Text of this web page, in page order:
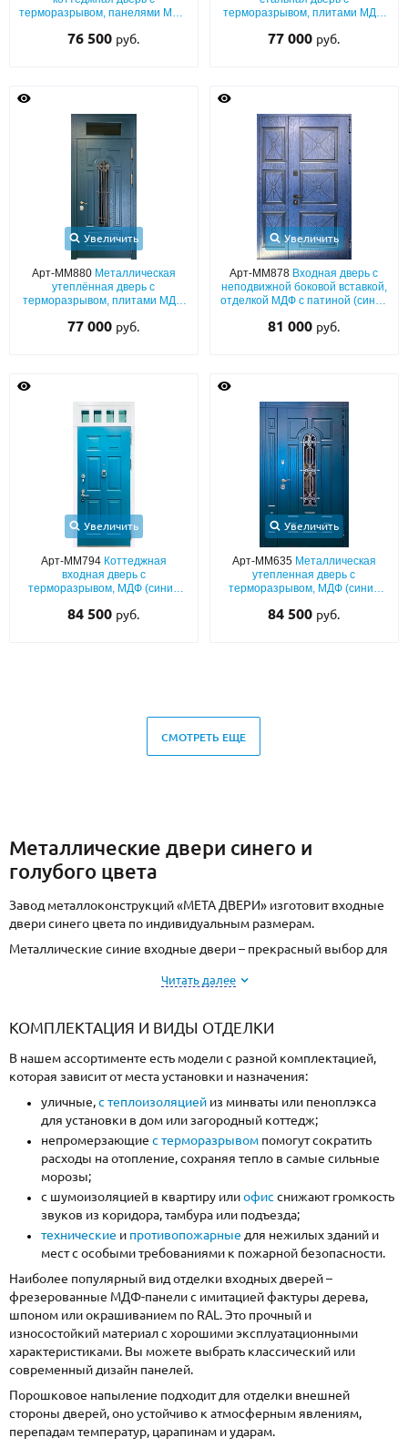
терморазрывом, панелями МДФ
RAL) с полукруглым стеклом и
76 500 руб.
терморазрывом, плитами МДФ
капителями и отбойником
77 000 руб.
Увеличить
Арт-ММ880 Металлическая
утеплённая дверь с
терморазрывом, плитами МДФ
окрас по RAL) с фрамугой,
77 000 руб.
Увеличить
Арт-ММ878 Входная дверь с
неподвижной боковой вставкой,
отделкой МДФ с патиной (синий
81 000 руб.
Увеличить
Арт-ММ794 Коттеджная
входная дверь с
терморазрывом, МДФ (синий
наличниками, остекленной
84 500 руб.
Увеличить
Арт-ММ635 Металлическая
утепленная дверь с
терморазрывом, МДФ (синий
и боковой неподвижной
84 500 руб.
СМОТРЕТЬ ЕЩЕ
Металлические двери синего и
голубого цвета
Завод металлоконструкций «МЕТА ДВЕРИ» изготовит входные
двери синего цвета по индивидуальным размерам.
Металлические синие входные двери – прекрасный выбор для
или коммерческой недвижимости.
добавляют красоты к внешнему виду дома и внутренним
интерьерам. Холоднокатаная сталь в основе конструкции и
взломостойкие замки обеспечивают прочность и защиту от
взлома.
Читать далее
КОМПЛЕКТАЦИЯ И ВИДЫ ОТДЕЛКИ
В нашем ассортименте есть модели с разной комплектацией,
которая зависит от места установки и назначения:
уличные,с теплоизоляцией из минваты или пеноплэкса
для установки в дом или загородный коттедж;
непромерзающие с терморазрывом помогут сократить
расходы на отопление, сохраняя тепло в самые сильные
морозы;
с шумоизоляцией в квартиру илиофис снижают громкость
звуков из коридора, тамбура или подъезда;
технические и противопожарные для нежилых зданий и
мест с особыми требованиями к пожарной безопасности.
Наиболее популярный вид отделки входных дверей –
фрезерованные МДФ-панели с имитацией фактуры дерева,
шпоном или окрашиванием по RAL. Это прочный и
износостойкий материал с хорошими эксплуатационными
характеристиками. Вы можете выбрать классический или
современный дизайн панелей.
Порошковое напыление подходит для отделки внешней
стороны дверей, оно устойчиво к атмосферным явлениям,
перепадам температур, царапинам и ударам.